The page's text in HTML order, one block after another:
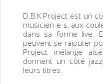
D.B.K Project est un
musicien-e-s, aux
dans sa forme live.
peuvent se rajouter
Project mélange
donnent un côté
leurs titres.